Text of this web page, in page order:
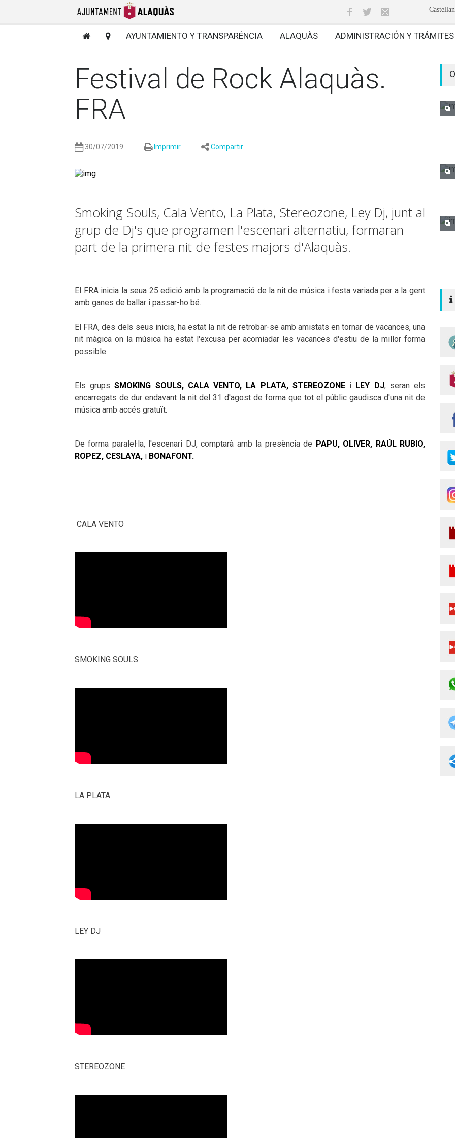
AYUNTAMIENTO Y TRANSPARÉNCIA ALAQUÀS ADMINISTRACIÓN Y TRÁMITES
Festival de Rock Alaquàs.
FRA
30/07/2019 Imprimir Compartir
Smoking Souls, Cala Vento, La Plata, Stereozone, Ley Dj, junt al
grup de Dj's que programen l'escenari alternatiu, formaran
part de la primera nit de festes majors d'Alaquàs.
El FRA inicia la seua 25 edició amb la programació de la nit de música i festa variada per a la gent
amb ganes de ballar i passar-ho bé.
El FRA, des dels seus inicis, ha estat la nit de retrobar-se amb amistats en tornar de vacances, una
nit màgica on la música ha estat l'excusa per acomiadar les vacances d'estiu de la millor forma
possible.
Els grupsSMOKING SOULS, CALA VENTO, LA PLATA, STEREOZONEi LEY DJ, seran els
encarregats de dur endavant la nit del 31 d'agost de forma que tot el públic gaudisca d'una nit de
música amb accés gratuït.
De forma paralel·la, l'escenari DJ, comptarà amb la presència de PAPU, OLIVER, RAÚL RUBIO,
ROPEZ, CESLAYA, i BONAFONT.
CALA VENTO
SMOKING SOULS
LA PLATA
LEY DJ
STEREOZONE